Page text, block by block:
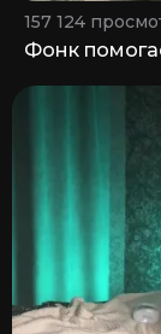
157 124
Фонк